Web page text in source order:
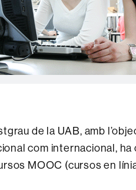
de la UAB, amb
com internacional, ha
MOOC (cursos en